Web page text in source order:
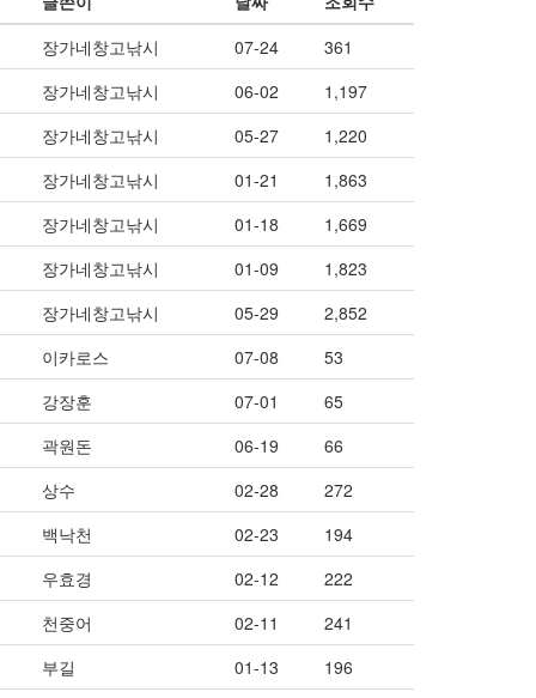
장가네창고낚시 07-24 361
장가네창고낚시 06-02 1,197
장가네창고낚시 05-27 1,220
장가네창고낚시 01-21 1,863
장가네창고낚시 01-18 1,669
장가네창고낚시 01-09 1,823
장가네창고낚시 05-29
2,852
이카로스 07-08
53
강장훈 07-01
65
곽원돈 06-19
66
상수 02-28
272
백낙천 02-23
194
우효경 02-12
222
천중어 02-11
241
부길 01-13
196